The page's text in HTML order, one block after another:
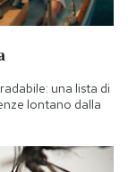
una lista di
lontano dalla